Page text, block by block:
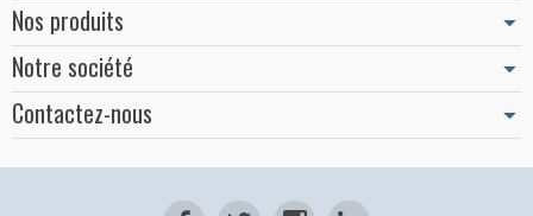
Nos produits
Notre société
Contactez-nous